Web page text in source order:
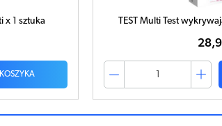
x 1 sztuka TEST Multi Test